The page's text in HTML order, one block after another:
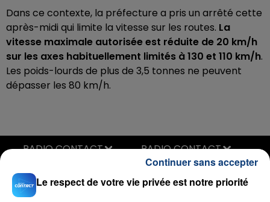
Dans ce contexte, la préfecture a pris un arrêté cette
après-midi qui limite la vitesse sur les routes. La
vitesse maximale autorisée est réduite de 20 km/h
sur les axes habituellement limités à 130 et 110 km/h.
Les poids-lourds de plus de 3,5 tonnes ne peuvent
dépasser les 80 km/h.
Jour Meilleur
ORELSAN
RADIO CONTACT
Le respect de votre vie privée est notre priorité
Continuer sans accepter